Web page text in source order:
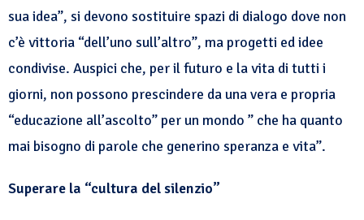
sua idea”, si devono sostituire spazi di dialogo dove non
c’è vittoria “dell’uno sull’altro”, ma progetti ed idee
condivise. Auspici che, per il futuro e la vita di tutti i
giorni, non possono prescindere da una vera e propria
“educazione all’ascolto” per un mondo ” che ha quanto
mai bisogno di parole che generino speranza e vita”.
Superare la “cultura del silenzio”